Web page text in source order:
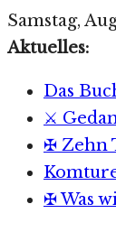
Zum
Inhalt
Samstag,
Aktuelles:
Das
⚔️
✠ Zehn
✠ Was